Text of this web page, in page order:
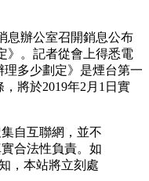
息辦公室召開銷息公布
。記者從會上得悉電
理多少劃定》是煙台第一
，將於2019年2月1日實
自互聯網，並不
合法性負責。如
，本站將立刻處